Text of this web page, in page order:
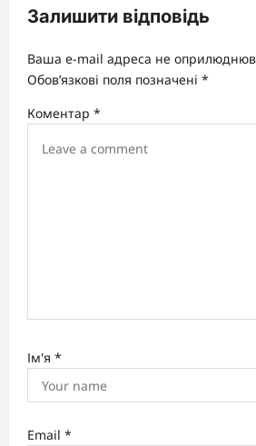
i
a
i
Залишити відповідь
Ваша e-mail адреса не
Обов’язкові поля позначені *
Коментар *
Ім'я *
Email *